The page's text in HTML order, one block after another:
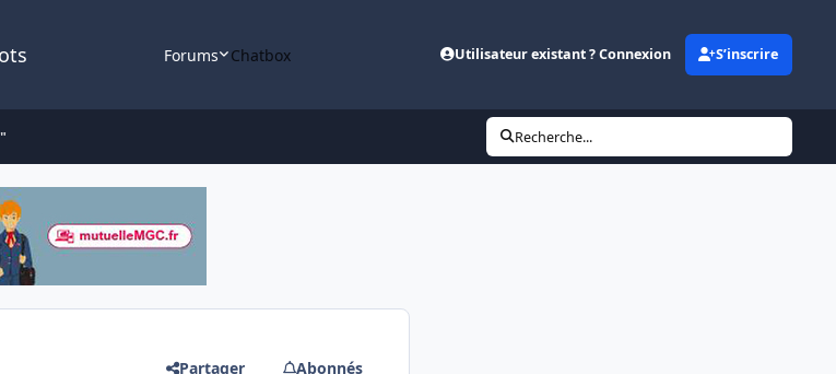
Forums Chatbox Utilisateur existant ? Connexion S’inscrire
Recherche...
Partager Abonnés